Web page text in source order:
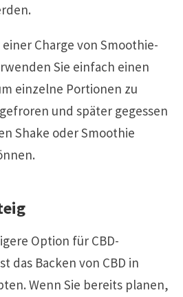
Charge von Smoothie-
Sie einfach einen
einzelne Portionen zu
und später gegessen
Shake oder Smoothie
Option für CBD-
das Backen von CBD in
Wenn Sie bereits planen,